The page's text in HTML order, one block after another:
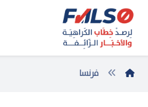
فرنسا